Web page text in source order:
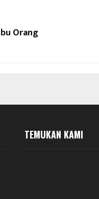
Orang
TEMUKAN KAMI